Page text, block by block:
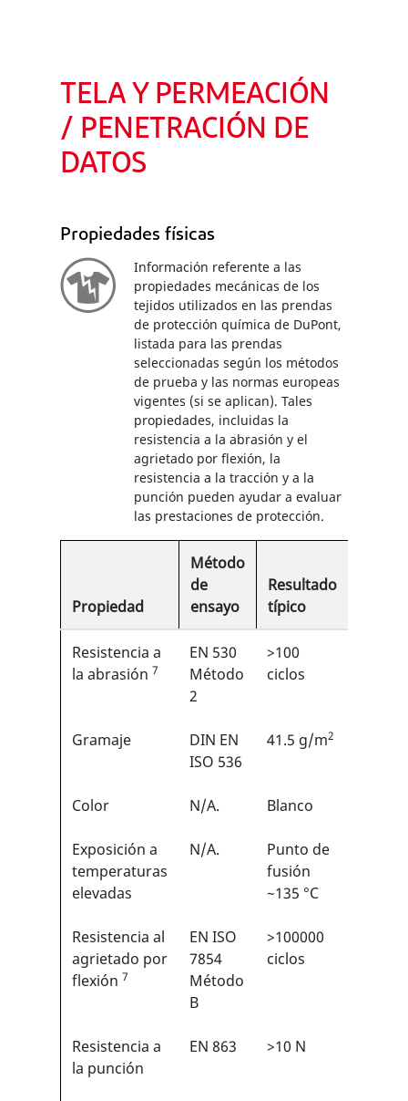
TELA Y PERMEACIÓN
/ PENETRACIÓN DE
DATOS
Propiedades físicas
Información referente a las
propiedades mecánicas de los
tejidos utilizados en las prendas
de protección química de DuPont,
listada para las prendas
seleccionadas según los métodos
de prueba y las normas europeas
vigentes (si se aplican). Tales
propiedades, incluidas la
resistencia a la abrasión y el
agrietado por flexión, la
resistencia a la tracción y a la
punción pueden ayudar a evaluar
las prestaciones de protección.
Propiedad
Método
de
ensayo
Resultado
típico
Resistencia a
la abrasión 7
EN 530
Método
2
>100
ciclos
Gramaje
DIN EN
ISO 536
41.5 g/m2
Color N/A. Blanco
Exposición a
temperaturas
elevadas
N/A.
Punto de
fusión
~135 °C
Resistencia al
agrietado por
flexión 7
EN ISO
7854
Método
B
>100000
ciclos
Resistencia a
la punción
EN 863 >10 N